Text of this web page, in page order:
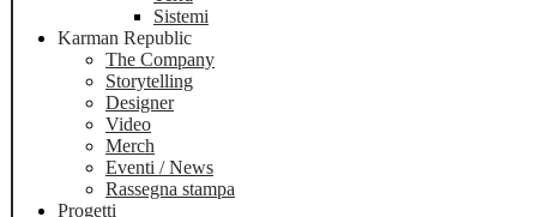
Sistemi
Karman Republic
The Company
Storytelling
Designer
Video
Merch
Eventi / News
Rassegna stampa
Progetti